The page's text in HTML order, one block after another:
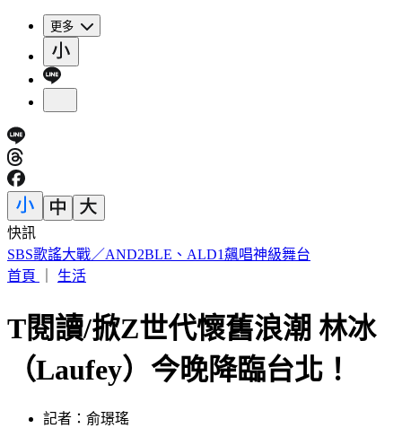
更多
快訊
颱風遠離「大雨繼續灌」連下6天 雨區轉移炸到紅爆
首頁
生活
T閱讀/掀Z世代懷舊浪潮 林冰
（Laufey）今晚降臨台北！
記者：俞璟瑤